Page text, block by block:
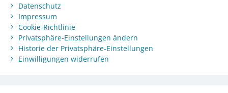
Datenschutz
Impressum
Cookie-Richtlinie
Privatsphäre-Einstellungen ändern
Historie der Privatsphäre-Einstellungen
Einwilligungen widerrufen